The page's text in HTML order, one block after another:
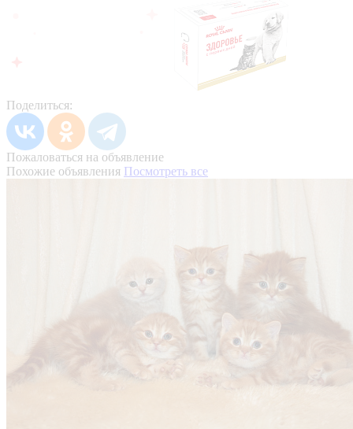
Поделиться:
Пожаловаться на объявление
Похожие объявления Посмотреть все